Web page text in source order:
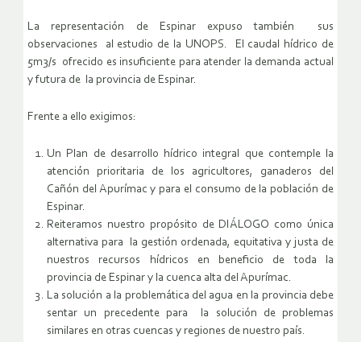
La representación de Espinar expuso también sus
observaciones al estudio de la UNOPS. El caudal hídrico de
5m3/s ofrecido es insuficiente para atender la demanda actual
y futura de la provincia de Espinar.
Frente a ello exigimos:
Un Plan de desarrollo hídrico integral que contemple la
atención prioritaria de los agricultores, ganaderos del
Cañón del Apurímac y para el consumo de la población de
Espinar.
Reiteramos nuestro propósito de DIÁLOGO como única
alternativa para la gestión ordenada, equitativa y justa de
nuestros recursos hídricos en beneficio de toda la
provincia de Espinar y la cuenca alta del Apurímac.
La solución a la problemática del agua en la provincia debe
sentar un precedente para la solución de problemas
similares en otras cuencas y regiones de nuestro país.